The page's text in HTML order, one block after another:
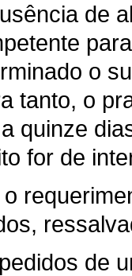
de
o
tanto, o
quinze
for de
de